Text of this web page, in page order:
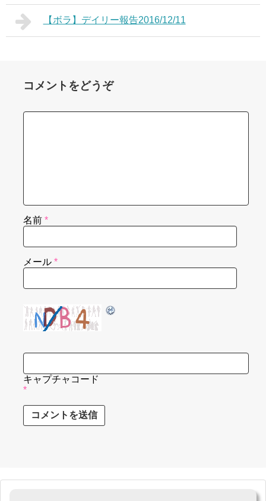
【ボラ】デイリー報告2016/12/11
コメントをどうぞ
名前 *
メール *
キャプチャコード
*